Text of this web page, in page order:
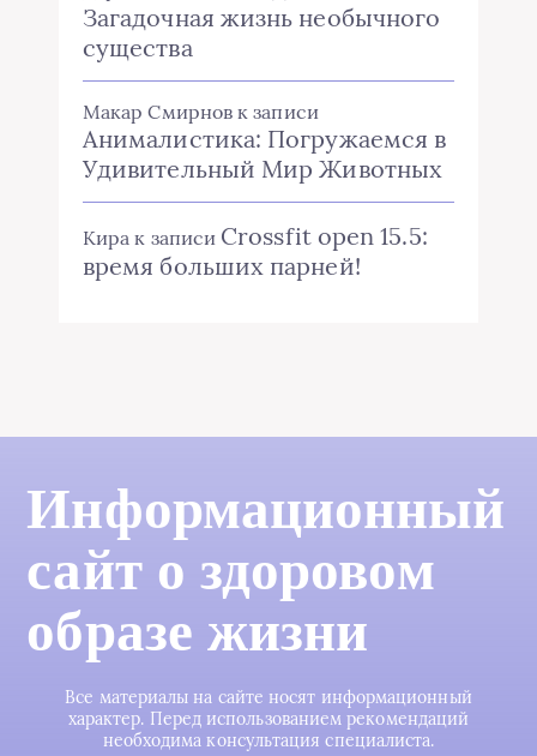
Загадочная жизнь необычного
существа
Макар Смирнов к записи
Анималистика: Погружаемся в
Удивительный Мир Животных
Кира к записи Crossfit open 15.5:
время больших парней!
Информационный
сайт о здоровом
образе жизни
Все материалы на сайте носят информационный
характер. Перед использованием рекомендаций
необходима консультация специалиста.